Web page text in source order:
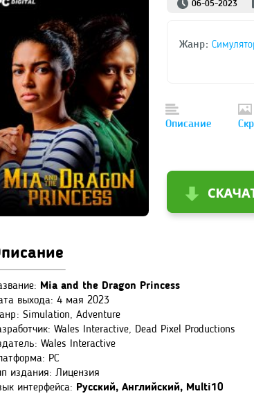
06-05-2023
Жанр:
Описание
Mia and the Dragon Princess
выхода: 4 мая 2023
Simulation, Adventure
Wales Interactive, Dead Pixel Productions
Wales Interactive
PC
издания: Лицензия
интерфейса: Русский, Английский, Multi10